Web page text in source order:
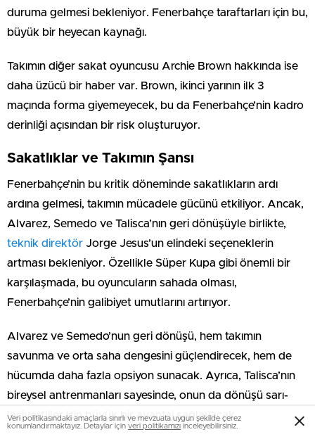
duruma gelmesi bekleniyor. Fenerbahçe taraftarları için bu,
büyük bir heyecan kaynağı.
Takımın diğer sakat oyuncusu Archie Brown hakkında ise
daha üzücü bir haber var. Brown, ikinci yarının ilk 3
maçında forma giyemeyecek, bu da Fenerbahçe’nin kadro
derinliği açısından bir risk oluşturuyor.
Sakatlıklar ve Takımın Şansı
Fenerbahçe’nin bu kritik döneminde sakatlıkların ardı
ardına gelmesi, takımın mücadele gücünü etkiliyor. Ancak,
Alvarez, Semedo ve Talisca’nın geri dönüşüyle birlikte,
teknik direktör Jorge Jesus’un elindeki seçeneklerin
artması bekleniyor. Özellikle Süper Kupa gibi önemli bir
karşılaşmada, bu oyuncuların sahada olması,
Fenerbahçe’nin galibiyet umutlarını artırıyor.
Alvarez ve Semedo’nun geri dönüşü, hem takımın
savunma ve orta saha dengesini güçlendirecek, hem de
hücumda daha fazla opsiyon sunacak. Ayrıca, Talisca’nın
bireysel antrenmanları sayesinde, onun da dönüşü sarı-
lacivertliler için büyük bir avantaj sağlayacak.
Veri politikasındaki amaçlarla sınırlı ve mevzuata uygun şekilde çerez
konumlandırmaktayız. Detaylar için veri politikamızı inceleyebilirsiniz.